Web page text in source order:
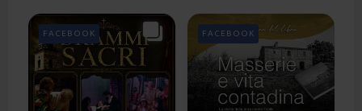
FACEBOOK FACEBOOK